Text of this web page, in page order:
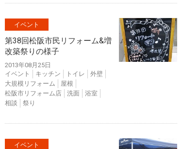
イベント
第38回松阪市民リフォーム&増
改築祭りの様子
2013年08月25日
イベント
キッチン トイレ
外壁
大規模リフォーム
屋根
松阪市リフォーム店
洗面
浴室
相談
祭り
イベント